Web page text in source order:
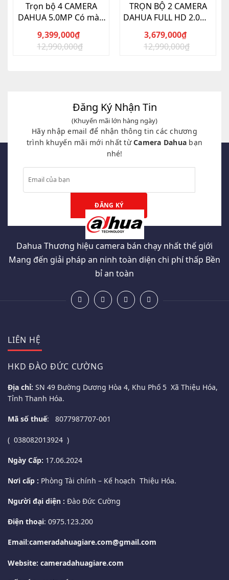
Trọn bộ 4 CAMERA
DAHUA 5.0MP Có màu
12,990,000₫
Giá
9,399,000₫
Giá
TRỌN BỘ 2 CAMERA
DAHUA FULL HD 2.0MP
TÍCH HỢP MIC THU ÂM
12,990,000₫
Giá
3,679,000₫
Giá
Đăng Ký Nhận Tin
(Khuyến mãi lớn hàng ngày)
Hãy nhập email để nhận thông tin các chương
trình khuyến mãi mới nhất từCamera Dahua bạn
nhé!
Dahua Thương hiệu camera bán chạy nhất thế giới
Mang đến giải pháp an ninh toàn diện chi phí thấp Bền
bỉ an toàn
LIÊN HỆ
HKD ĐÀO ĐỨC CƯỜNG
Địa chỉ: SN 49 Đường Dương Hòa 4, Khu Phố 5 Xã Thiệu Hóa,
Tỉnh Thanh Hóa.
Mã số thuế: 8077987707-001
( 038082013924 )
Ngày Cấp: 17.06.2024
Nơi cấp : Phòng Tài chính – Kế hoạch Thiệu Hóa.
Người đại diện : Đào Đức Cường
Điện thoại: 0975.123.200
Email:cameradahuagiare.com@gmail.com
Website: cameradahuagiare.com